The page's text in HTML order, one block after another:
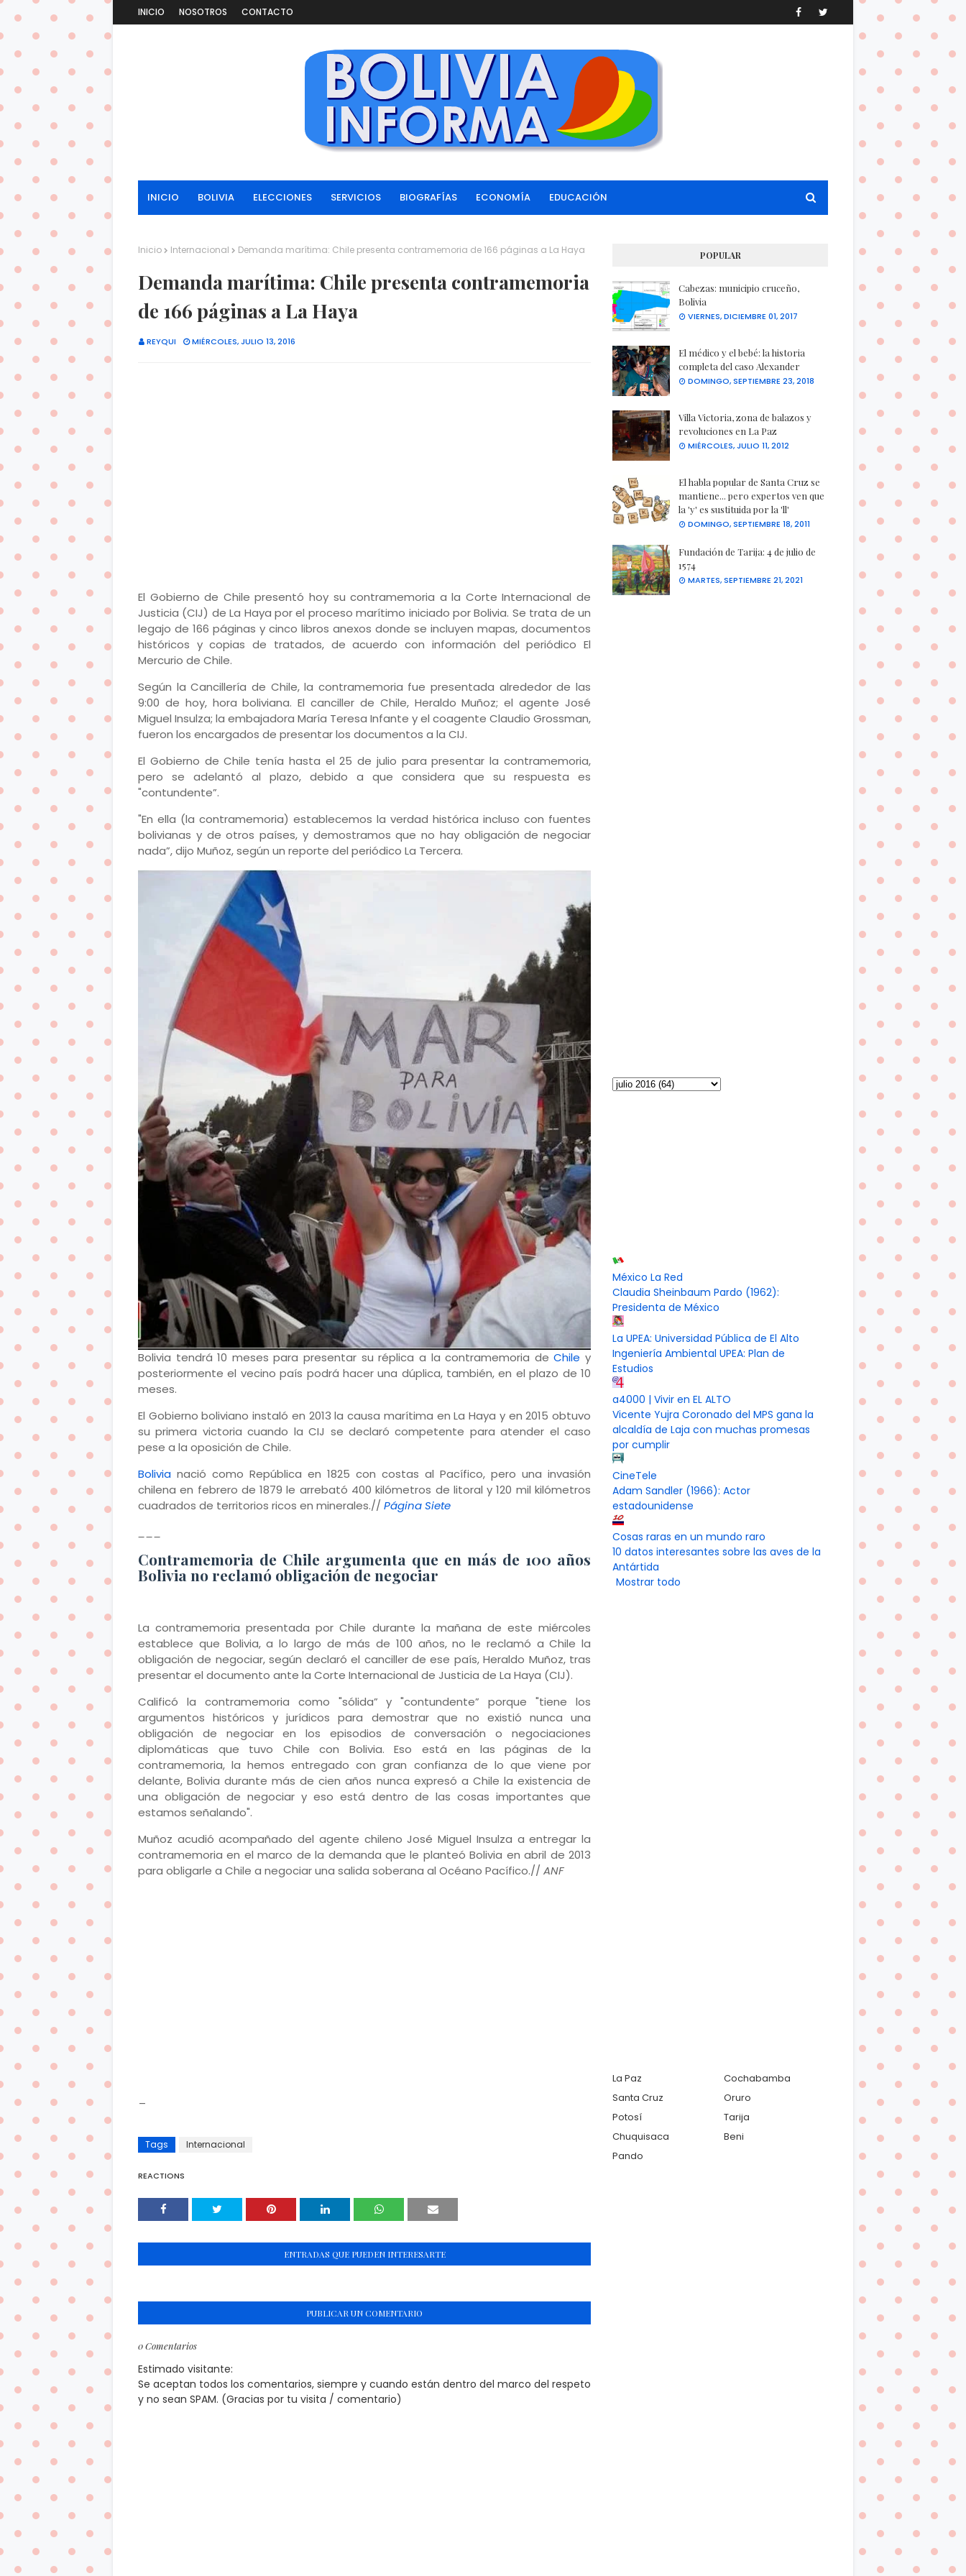
INICIO NOSOTROS CONTACTO
INICIO BOLIVIA ELECCIONES SERVICIOS BIOGRAFÍAS ECONOMÍA EDUCACIÓN
Inicio Internacional Demanda marítima: Chile presenta contramemoria de 166 páginas a La Haya
Demanda marítima: Chile presenta contramemoria
de 166 páginas a La Haya
REYQUI MIÉRCOLES, JULIO 13, 2016
El Gobierno de Chile presentó hoy su contramemoria a la Corte Internacional de
Justicia (CIJ) de La Haya por el proceso marítimo iniciado por Bolivia. Se trata de un
legajo de 166 páginas y cinco libros anexos donde se incluyen mapas, documentos
históricos y copias de tratados, de acuerdo con información del periódico El
Mercurio de Chile.
Según la Cancillería de Chile, la contramemoria fue presentada alrededor de las
9:00 de hoy, hora boliviana. El canciller de Chile, Heraldo Muñoz; el agente José
Miguel Insulza; la embajadora María Teresa Infante y el coagente Claudio Grossman,
fueron los encargados de presentar los documentos a la CIJ.
El Gobierno de Chile tenía hasta el 25 de julio para presentar la contramemoria,
pero se adelantó al plazo, debido a que considera que su respuesta es
"contundente”.
"En ella (la contramemoria) establecemos la verdad histórica incluso con fuentes
bolivianas y de otros países, y demostramos que no hay obligación de negociar
nada”, dijo Muñoz, según un reporte del periódico La Tercera.
Bolivia tendrá 10 meses para presentar su réplica a la contramemoria deChile y
posteriormente el vecino país podrá hacer una dúplica, también, en el plazo de 10
meses.
El Gobierno boliviano instaló en 2013 la causa marítima en La Haya y en 2015 obtuvo
su primera victoria cuando la CIJ se declaró competente para atender el caso
pese a la oposición de Chile.
Bolivia nació como República en 1825 con costas al Pacífico, pero una invasión
chilena en febrero de 1879 le arrebató 400 kilómetros de litoral y 120 mil kilómetros
cuadrados de territorios ricos en minerales.// Página Siete
Contramemoria de Chile argumenta que en más de 100 años
Bolivia no reclamó obligación de negociar
La contramemoria presentada por Chile durante la mañana de este miércoles
establece que Bolivia, a lo largo de más de 100 años, no le reclamó a Chile la
obligación de negociar, según declaró el canciller de ese país, Heraldo Muñoz, tras
presentar el documento ante la Corte Internacional de Justicia de La Haya (CIJ).
Calificó la contramemoria como "sólida” y "contundente” porque "tiene los
argumentos históricos y jurídicos para demostrar que no existió nunca una
obligación de negociar en los episodios de conversación o negociaciones
diplomáticas que tuvo Chile con Bolivia. Eso está en las páginas de la
contramemoria, la hemos entregado con gran confianza de lo que viene por
delante, Bolivia durante más de cien años nunca expresó a Chile la existencia de
una obligación de negociar y eso está dentro de las cosas importantes que
estamos señalando".
Muñoz acudió acompañado del agente chileno José Miguel Insulza a entregar la
contramemoria en el marco de la demanda que le planteó Bolivia en abril de 2013
para obligarle a Chile a negociar una salida soberana al Océano Pacífico.// ANF
Tags Internacional
REACTIONS
ENTRADAS QUE PUEDEN INTERESARTE
PUBLICAR UN COMENTARIO
0 Comentarios
Estimado visitante:
Se aceptan todos los comentarios, siempre y cuando están dentro del marco del respeto
y no sean SPAM. (Gracias por tu visita / comentario)
POPULAR
Cabezas: municipio cruceño,
Bolivia
VIERNES, DICIEMBRE 01, 2017
El médico y el bebé: la historia
completa del caso Alexander
DOMINGO, SEPTIEMBRE 23, 2018
Villa Victoria, zona de balazos y
revoluciones en La Paz
MIÉRCOLES, JULIO 11, 2012
El habla popular de Santa Cruz se
mantiene... pero expertos ven que
la 'y' es sustituida por la 'll'
DOMINGO, SEPTIEMBRE 18, 2011
Fundación de Tarija: 4 de julio de
1574
MARTES, SEPTIEMBRE 21, 2021
México La Red
Claudia Sheinbaum Pardo (1962):
Presidenta de México
La UPEA: Universidad Pública de El Alto
Ingeniería Ambiental UPEA: Plan de
Estudios
a4000 | Vivir en EL ALTO
Vicente Yujra Coronado del MPS gana la
alcaldía de Laja con muchas promesas
por cumplir
CineTele
Adam Sandler (1966): Actor
estadounidense
Cosas raras en un mundo raro
10 datos interesantes sobre las aves de la
Antártida
Mostrar todo
La Paz
Cochabamba
Santa Cruz
Oruro
Potosí
Tarija
Chuquisaca
Beni
Pando